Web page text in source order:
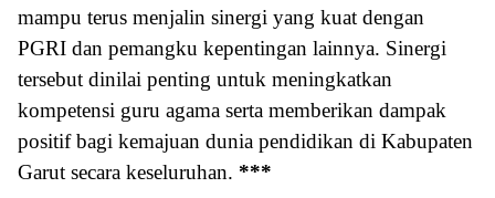
mampu terus menjalin sinergi yang kuat dengan
PGRI dan pemangku kepentingan lainnya. Sinergi
tersebut dinilai penting untuk meningkatkan
kompetensi guru agama serta memberikan dampak
positif bagi kemajuan dunia pendidikan di Kabupaten
Garut secara keseluruhan. ***